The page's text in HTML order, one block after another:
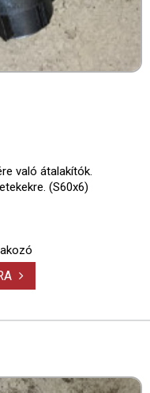
való átalakítók.
(S60x6)